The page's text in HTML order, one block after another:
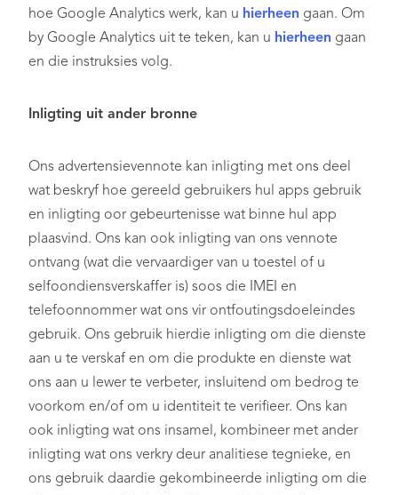
hoe Google Analytics werk, kan u hierheen gaan. Om
by Google Analytics uit te teken, kan u hierheen gaan
en die instruksies volg.
Inligting uit ander bronne
Ons advertensievennote kan inligting met ons deel
wat beskryf hoe gereeld gebruikers hul apps gebruik
en inligting oor gebeurtenisse wat binne hul app
plaasvind. Ons kan ook inligting van ons vennote
ontvang (wat die vervaardiger van u toestel of u
selfoondiensverskaffer is) soos die IMEI en
telefoonnommer wat ons vir ontfoutingsdoeleindes
gebruik. Ons gebruik hierdie inligting om die dienste
aan u te verskaf en om die produkte en dienste wat
ons aan u lewer te verbeter, insluitend om bedrog te
voorkom en/of om u identiteit te verifieer. Ons kan
ook inligting wat ons insamel, kombineer met ander
inligting wat ons verkry deur analitiese tegnieke, en
ons gebruik daardie gekombineerde inligting om die